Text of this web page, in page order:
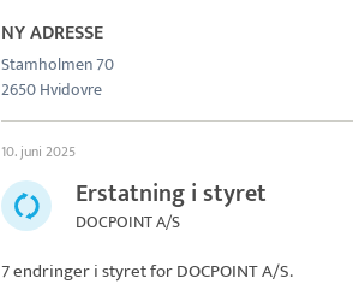
NY ADRESSE
Stamholmen 70
2650 Hvidovre
10. juni 2025
Erstatning i styret
DOCPOINT A/S
7 endringer i styret forDOCPOINT A/S.